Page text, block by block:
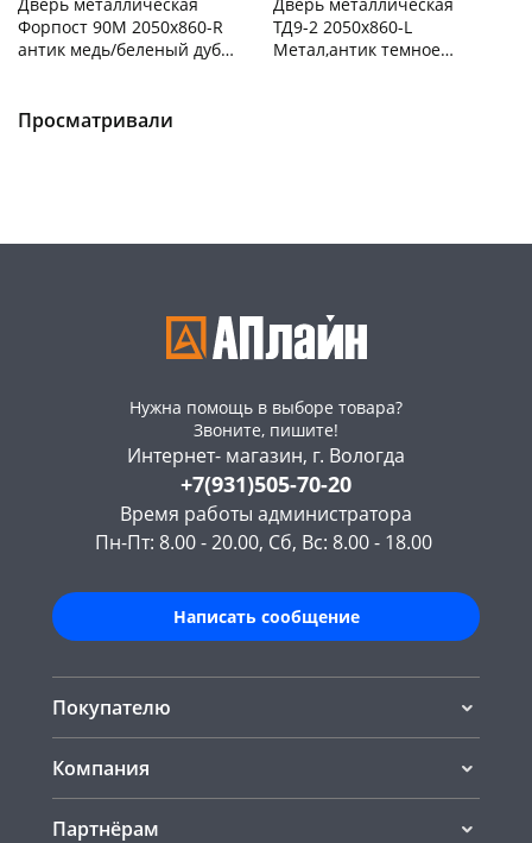
Дверь металлическая
Форпост 90М 2050х860-R
антик медь/беленый дуб,
Чернышевского,
147а
Дверь металлическая
ТД9-2 2050х860-L
Метал,антик темное
Просматривали
Нужна помощь в выборе товара?
Звоните, пишите!
Интернет- магазин, г. Вологда
+7(931)505-70-20
Время работы администратора
Пн-Пт: 8.00 - 20.00, Сб, Вс: 8.00 - 18.00
Написать сообщение
Покупателю
Компания
Партнёрам